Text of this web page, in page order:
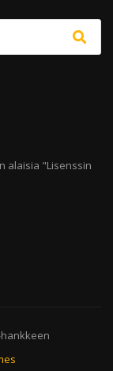
alaisia "Lisenssin